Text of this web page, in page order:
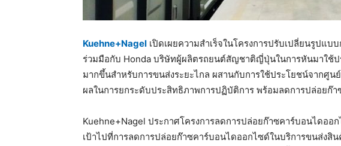
Kuehne+Nagel เปิดเผยความสำเร็จในโครงการปรับเปลี่ยนรูปแ
ร่วมมือกับ Honda บริษัทผู้ผลิตรถยนต์สัญชาติญี่ปุ่นในการหันมาใช้ป
มากขึ้นสำหรับการขนส่งระยะไกล ผสานกับการใช้ประโยชน์จากศู
ผลในการยกระดับประสิทธิภาพการปฏิบัติการ พร้อมลดการปล่อยก๊
Kuehne+Nagel ประกาศโครงการลดการปล่อยก๊าซคาร์บอนไดอ
เป้าไปที่การลดการปล่อยก๊าซคาร์บอนไดออกไซด์ในบริการขนส่ง